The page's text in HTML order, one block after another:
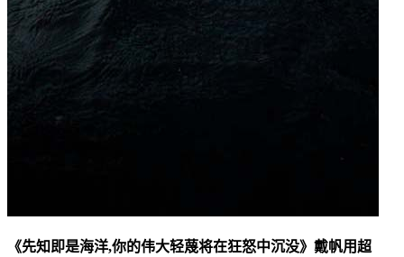
《先知即是海洋,你的伟大轻蔑将在狂怒中沉没》戴帆用超